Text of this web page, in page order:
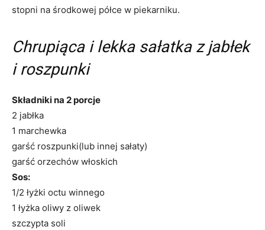
stopni na środkowej półce w piekarniku.
Chrupiąca i lekka sałatka z jabłek
i roszpunki
Składniki na 2 porcje
2 jabłka
1 marchewka
garść roszpunki(lub innej sałaty)
garść orzechów włoskich
Sos:
1/2 łyżki octu winnego
1 łyżka oliwy z oliwek
szczypta soli